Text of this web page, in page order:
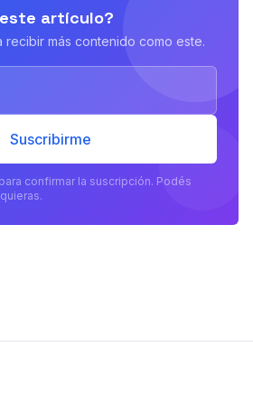
artículo?
recibir más contenido como este.
Suscribirme
confirmar la suscripción. Podés